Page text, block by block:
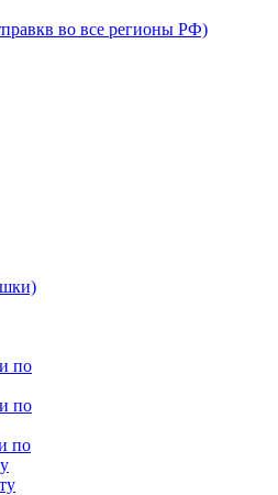
во все регионы РФ)
по
по
по